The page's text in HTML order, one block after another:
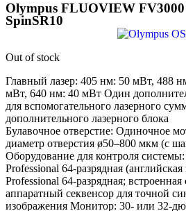
Olympus FLUOVIEW FV3000
SpinSR10
Out of stock
Главный лазер: 405 нм: 50 мВт, 488
мВт, 640 нм: 40 мВт Один
для вспомогательного лазерного
дополнительного лазерного блока
Булавочное отверстие: Одиночное
диаметр отверстия ø50–800 мкм (с
Оборудование для контроля
Professional 64-разрядная
Professional 64-разрядная;
аппаратный секвенсор для точной
изображения Монитор: 30- или 32-